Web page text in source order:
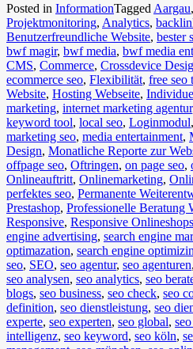
Posted in InformationTagged Aargau,
Projektmonitoring, Analytics,
Benutzerfreundliche Website, bester
bwf magir, bwf media, bwf media
CMS, Commerce, Crossdevice
ecommerce seo, Flexibilität, free seo
Website, Hosting Webseite,
marketing, internet marketing agentur
keyword tool, local seo, Loginmodul,
marketing seo, media entertainment,
Design, Monatliche Reporte zur
offpage seo, Oftringen, on page seo,
Onlineauftritt, Onlinemarketing,
perfektes seo, Permanente
Prestashop, Professionelle Beratung
Responsive, Responsive Onlineshops
engine advertising, search engine
optimazation, search engine
seo, SEO, seo agentur, seo agenturen,
seo analysen, seo analytics, seo
blogs, seo business, seo check, seo
definition, seo dienstleistung, seo
experte, seo experten, seo global,
intelligenz, seo keyword, seo köln,